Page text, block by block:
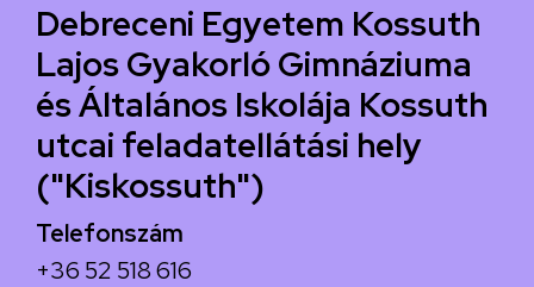
Debreceni Egyetem Kossuth
Lajos Gyakorló Gimnáziuma
és Általános Iskolája Kossuth
utcai feladatellátási hely
("Kiskossuth")
Telefonszám
+36 52 518 616